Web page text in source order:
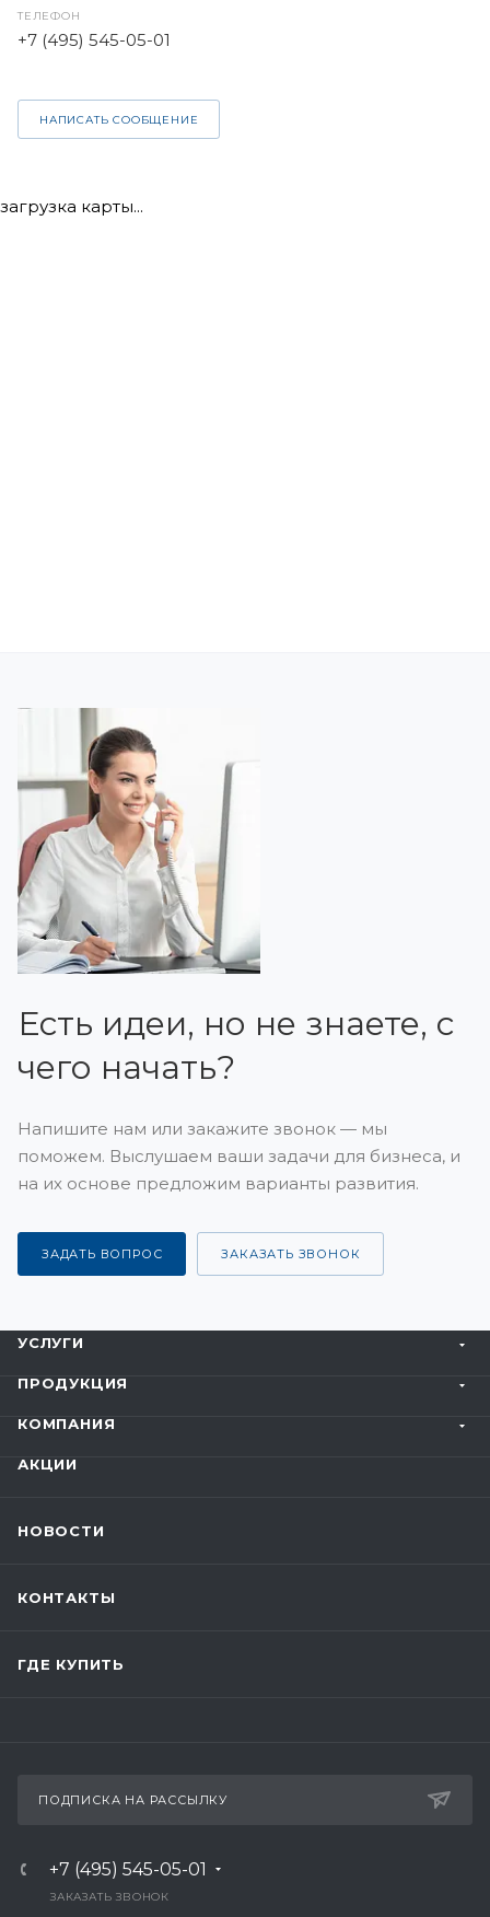
ТЕЛЕФОН
+7 (495) 545-05-01
НАПИСАТЬ СООБЩЕНИЕ
загрузка карты...
Есть идеи, но не знаете, с
чего начать?
Напишите нам или закажите звонок — мы
поможем. Выслушаем ваши задачи для бизнеса, и
на их основе предложим варианты развития.
ЗАДАТЬ ВОПРОС ЗАКАЗАТЬ ЗВОНОК
УСЛУГИ
ПРОДУКЦИЯ
КОМПАНИЯ
АКЦИИ
НОВОСТИ
КОНТАКТЫ
ГДЕ КУПИТЬ
ПОДПИСКА НА РАССЫЛКУ
+7 (495) 545-05-01
ЗАКАЗАТЬ ЗВОНОК